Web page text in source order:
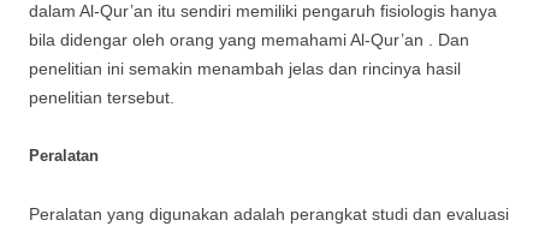
dalam Al-Qur’an itu sendiri memiliki pengaruh fisiologis hanya
bila didengar oleh orang yang memahami Al-Qur’an . Dan
penelitian ini semakin menambah jelas dan rincinya hasil
penelitian tersebut.
Peralatan
Peralatan yang digunakan adalah perangkat studi dan evaluasi